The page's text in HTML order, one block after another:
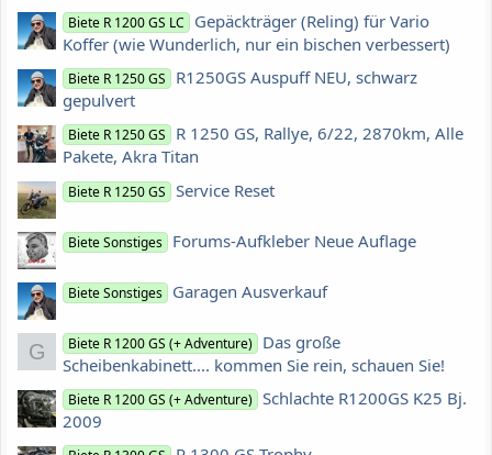
Biete R 1200 GS LC
Gepäckträger (Reling) für Vario
Koffer (wie Wunderlich, nur ein bischen verbessert)
Biete R 1250 GS
R1250GS Auspuff NEU, schwarz
gepulvert
Biete R 1250 GS
R 1250 GS, Rallye, 6/22, 2870km, Alle
Pakete, Akra Titan
Biete R 1250 GS Service Reset
Biete Sonstiges Forums-Aufkleber Neue Auflage
Biete Sonstiges Garagen Ausverkauf
G Biete R 1200 GS (+ Adventure) Das große
Scheibenkabinett.... kommen Sie rein, schauen Sie!
Biete R 1200 GS (+ Adventure) Schlachte R1200GS K25 Bj.
2009